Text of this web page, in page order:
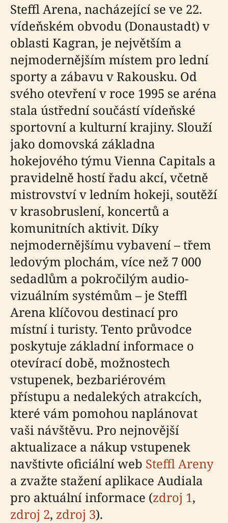
Steffl Arena, nacházející se ve 22.
vídeňském obvodu (Donaustadt) v
oblasti Kagran, je největším a
nejmodernějším místem pro lední
sporty a zábavu v Rakousku. Od
svého otevření v roce 1995 se aréna
stala ústřední součástí vídeňské
sportovní a kulturní krajiny. Slouží
jako domovská základna
hokejového týmu Vienna Capitals a
pravidelně hostí řadu akcí, včetně
mistrovství v ledním hokeji, soutěží
v krasobruslení, koncertů a
komunitních aktivit. Díky
nejmodernějšímu vybavení – třem
ledovým plochám, více než 7 000
sedadlům a pokročilým audio-
vizuálním systémům – je Steffl
Arena klíčovou destinací pro
místní i turisty. Tento průvodce
poskytuje základní informace o
otevírací době, možnostech
vstupenek, bezbariérovém
přístupu a nedalekých atrakcích,
které vám pomohou naplánovat
vaši návštěvu. Pro nejnovější
aktualizace a nákup vstupenek
navštivte oficiální web Steffl Areny
a zvažte stažení aplikace Audiala
pro aktuální informace (zdroj 1,
zdroj 2, zdroj 3).